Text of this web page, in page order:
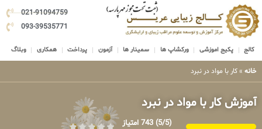
021-91094759
093-39535771
کالج پکیج اموزشی ورکشاپ ها سمینار ها آزمون پرداخت همکاری وبلاگ
خانه » کار با مواد در نبرد
آموزش کار با مواد در نبرد
(5/5) 743 امتیاز